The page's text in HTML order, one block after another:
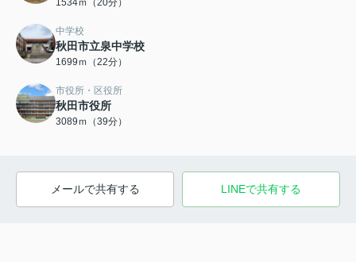
中学校
秋田市立泉中学校
1699ｍ（22分）
市役所・区役所
秋田市役所
3089ｍ（39分）
メールで共有する LINEで共有する